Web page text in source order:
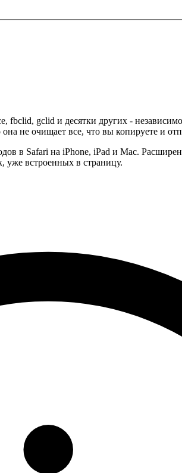
gclid и десятки других -
не очищает все, что вы копируете и
в Safari на iPhone, iPad и Mac.
уже встроенных в страницу.